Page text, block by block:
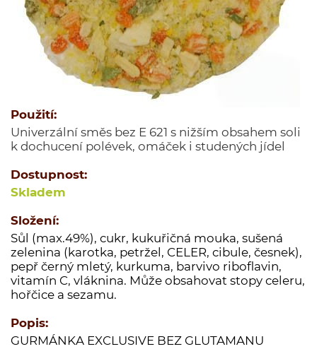
Jednodruhové koření
Kořenící směsi
Kořenící směsi pro masnou výrobu
Minutkové šťávy a omáčky
Ovoce sušené
Polévky
Soli a dochucovací soli
Sušené houby
Tekutá koření a dochucovadla
Marinády a pasty
Potravinové přípravky
Bělka
Dárkové dřevěné kazety s kořením
Použití:
Univerzální směs bez E 621 s nižším obsahem soli
k dochucení polévek, omáček i studených jídel
Dostupnost:
Skladem
Složení:
Sůl (max.49%), cukr, kukuřičná mouka, sušená
zelenina (karotka, petržel, CELER, cibule, česnek),
pepř černý mletý, kurkuma, barvivo riboflavin,
vitamín C, vláknina. Může obsahovat stopy celeru,
hořčice a sezamu.
Popis:
GURMÁNKA EXCLUSIVE BEZ GLUTAMANU